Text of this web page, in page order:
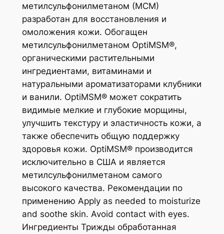
метилсульфонилметаном (МСМ)
разработан для восстановления и
омоложения кожи. Обогащен
метилсульфонилметаном OptiMSM®,
органическими растительными
ингредиентами, витаминами и
натуральными ароматизаторами клубники
и ванили. OptiMSM® может сократить
видимые мелкие и глубокие морщины,
улучшить текстуру и эластичность кожи, а
также обеспечить общую поддержку
здоровья кожи. OptiMSM® производится
исключительно в США и является
метилсульфонилметаном самого
высокого качества. Рекомендации по
применению Apply as needed to moisturize
and soothe skin. Avoid contact with eyes.
Ингредиенты Трижды обработанная